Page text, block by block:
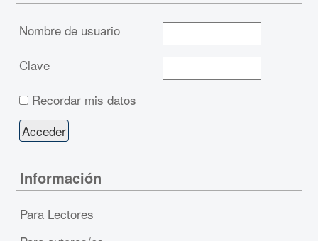
Nombre de usuario
Clave
Recordar mis datos
Información
Para Lectores